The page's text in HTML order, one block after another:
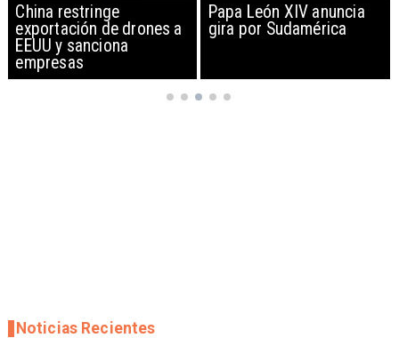
China restringe
exportación de drones a
EEUU y sanciona
empresas
Papa León XIV anuncia
gira por Sudamérica
Noticias Recientes